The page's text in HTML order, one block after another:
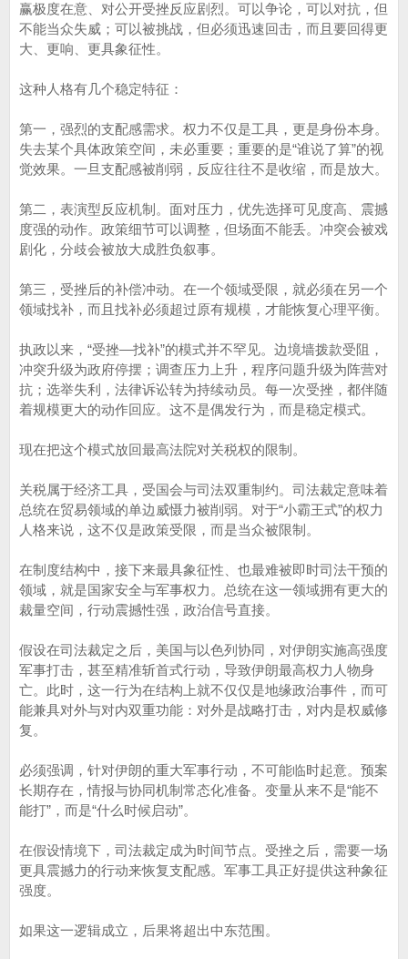
赢极度在意、对公开受挫反应剧烈。可以争论，可以对抗，但
不能当众失威；可以被挑战，但必须迅速回击，而且要回得更
大、更响、更具象征性。
这种人格有几个稳定特征：
第一，强烈的支配感需求。权力不仅是工具，更是身份本身。
失去某个具体政策空间，未必重要；重要的是“谁说了算”的视
觉效果。一旦支配感被削弱，反应往往不是收缩，而是放大。
第二，表演型反应机制。面对压力，优先选择可见度高、震撼
度强的动作。政策细节可以调整，但场面不能丢。冲突会被戏
剧化，分歧会被放大成胜负叙事。
第三，受挫后的补偿冲动。在一个领域受限，就必须在另一个
领域找补，而且找补必须超过原有规模，才能恢复心理平衡。
执政以来，“受挫—找补”的模式并不罕见。边境墙拨款受阻，
冲突升级为政府停摆；调查压力上升，程序问题升级为阵营对
抗；选举失利，法律诉讼转为持续动员。每一次受挫，都伴随
着规模更大的动作回应。这不是偶发行为，而是稳定模式。
现在把这个模式放回最高法院对关税权的限制。
关税属于经济工具，受国会与司法双重制约。司法裁定意味着
总统在贸易领域的单边威慑力被削弱。对于“小霸王式”的权力
人格来说，这不仅是政策受限，而是当众被限制。
在制度结构中，接下来最具象征性、也最难被即时司法干预的
领域，就是国家安全与军事权力。总统在这一领域拥有更大的
裁量空间，行动震撼性强，政治信号直接。
假设在司法裁定之后，美国与以色列协同，对伊朗实施高强度
军事打击，甚至精准斩首式行动，导致伊朗最高权力人物身
亡。此时，这一行为在结构上就不仅仅是地缘政治事件，而可
能兼具对外与对内双重功能：对外是战略打击，对内是权威修
复。
必须强调，针对伊朗的重大军事行动，不可能临时起意。预案
长期存在，情报与协同机制常态化准备。变量从来不是“能不
能打”，而是“什么时候启动”。
在假设情境下，司法裁定成为时间节点。受挫之后，需要一场
更具震撼力的行动来恢复支配感。军事工具正好提供这种象征
强度。
如果这一逻辑成立，后果将超出中东范围。